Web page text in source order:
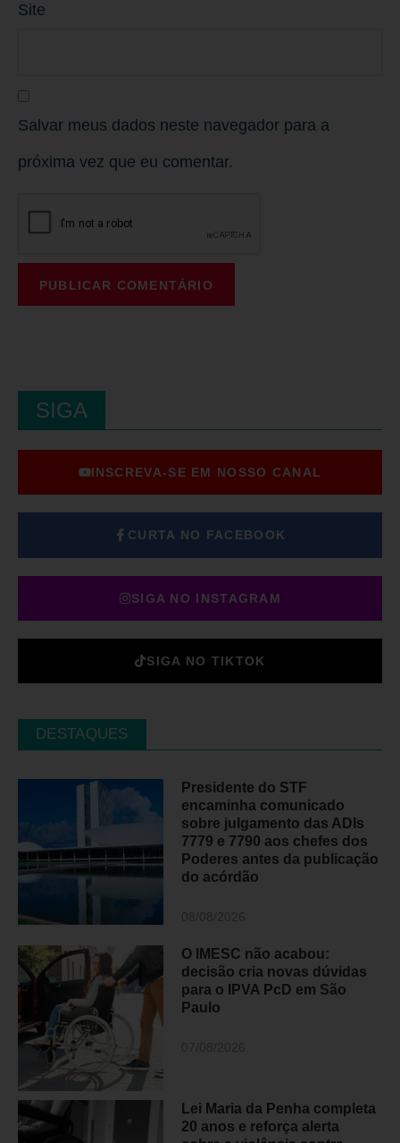
Site
Salvar meus dados neste navegador para a
próxima vez que eu comentar.
SIGA
INSCREVA-SE EM NOSSO CANAL
CURTA NO FACEBOOK
SIGA NO INSTAGRAM
SIGA NO TIKTOK
DESTAQUES
Presidente do STF
encaminha comunicado
sobre julgamento das ADIs
7779 e 7790 aos chefes dos
Poderes antes da publicação
do acórdão
O IMESC não acabou:
decisão cria novas dúvidas
para o IPVA PcD em São
Paulo
Lei Maria da Penha completa
20 anos e reforça alerta